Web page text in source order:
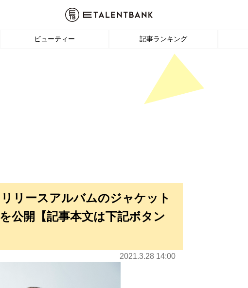
ビューティー 記事ランキング
リースアルバムのジャケット
公開【記事本文は下記ボタン
2021.3.28 14:00